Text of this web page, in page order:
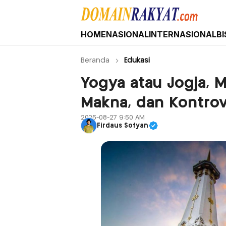
Domain Rakyat
Berita Hari Ini Terkini dan Terbaru
HOMENASIONALINTERNASIONAL
Beranda Edukasi
Yogya atau Jogja,
Makna, dan
2025-08-27 9:50 AM
Firdaus Sofyan